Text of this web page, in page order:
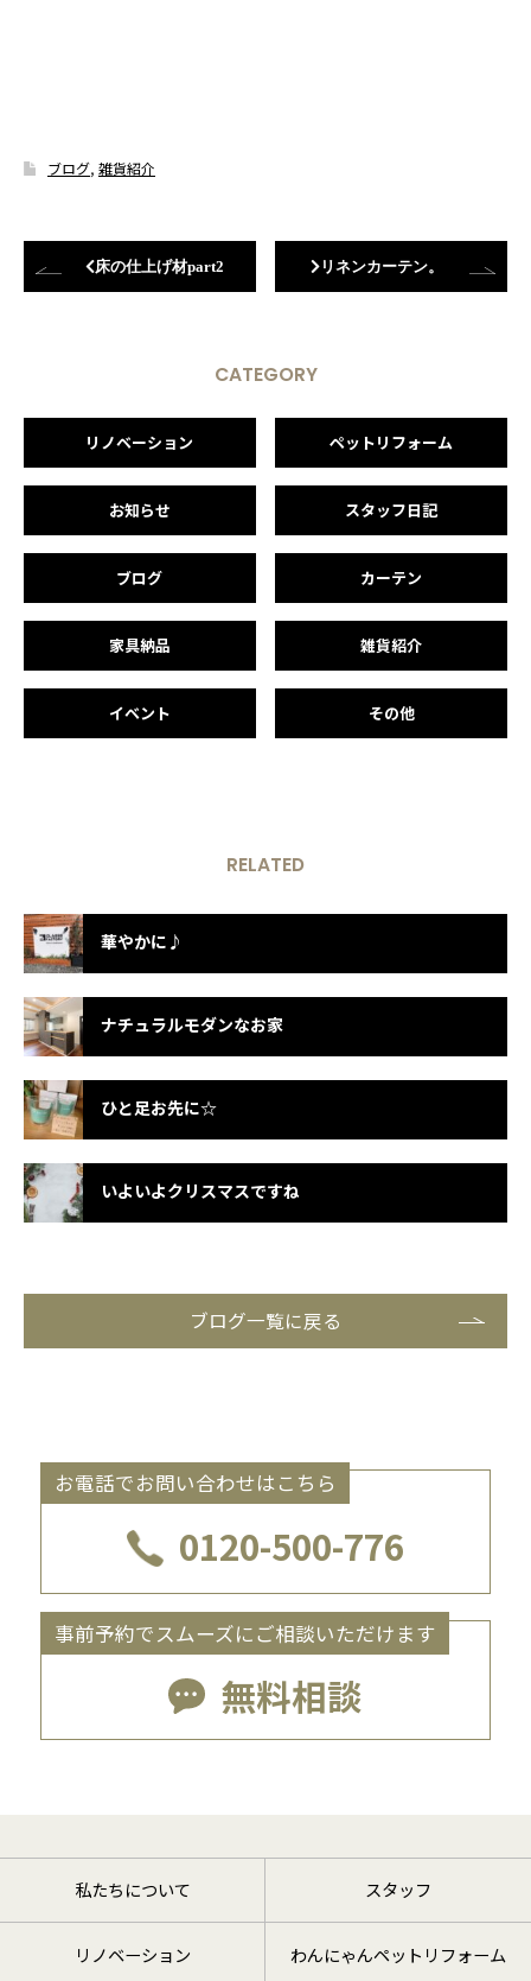
ブログ, 雑貨紹介
床の仕上げ材part2 リネンカーテン。
CATEGORY
リノベーション ペットリフォーム
お知らせ スタッフ日記
ブログ カーテン
家具納品 雑貨紹介
イベント その他
RELATED
華やかに♪
ナチュラルモダンなお家
ひと足お先に☆
いよいよクリスマスですね
ブログ一覧に戻る
お電話でお問い合わせはこちら
0120-500-776
事前予約でスムーズにご相談いただけます
無料相談
私たちについて スタッフ
リノベーション わんにゃんペットリフォーム